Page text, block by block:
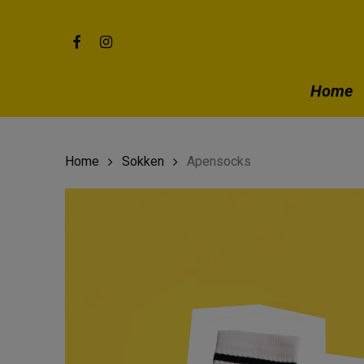
facebookinstagram
Home
Home Sokken Apensocks